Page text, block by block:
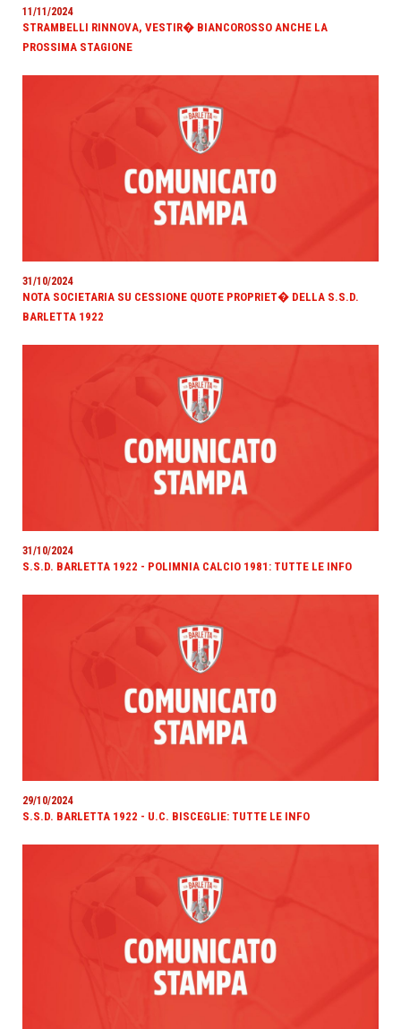
11/11/2024
STRAMBELLI RINNOVA, VESTIR� BIANCOROSSO ANCHE LA
PROSSIMA STAGIONE
31/10/2024
NOTA SOCIETARIA SU CESSIONE QUOTE PROPRIET� DELLA S.S.D.
BARLETTA 1922
31/10/2024
S.S.D. BARLETTA 1922 - POLIMNIA CALCIO 1981: TUTTE LE INFO
29/10/2024
S.S.D. BARLETTA 1922 - U.C. BISCEGLIE: TUTTE LE INFO